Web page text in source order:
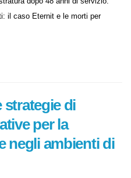
dopo 48 anni di servizio.
il caso Eternit e le morti per
strategie di
per la
negli ambienti